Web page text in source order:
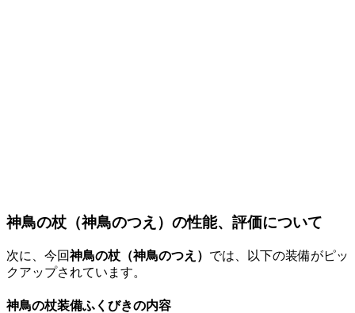
神鳥の杖（神鳥のつえ）の性能、評価について
次に、今回神鳥の杖（神鳥のつえ） では、以下の装備がピッ
クアップされています。
神鳥の杖装備ふくびきの内容